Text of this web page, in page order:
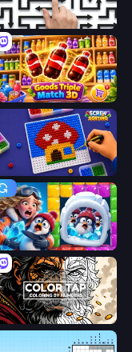
Arrow Escape: Puzzle
Goods Triple Match 3D
Screw Sorting
Captain Blast
Color Tap: Coloring by Numbers